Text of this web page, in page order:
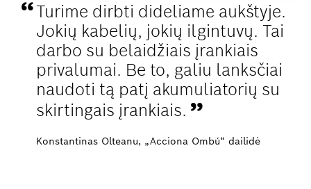
Turime dirbti dideliame aukštyje.
Jokių kabelių, jokių ilgintuvų. Tai
darbo su belaidžiais įrankiais
privalumai. Be to, galiu lanksčiai
naudoti tą patį akumuliatorių su
skirtingais įrankiais.
Konstantinas Olteanu, „Acciona Ombú“ dailidė